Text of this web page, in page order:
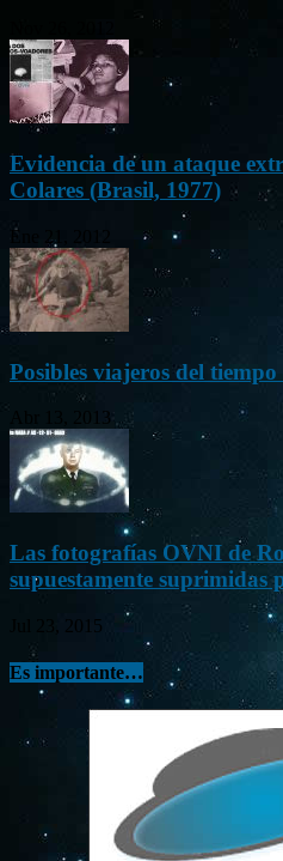
Evidencia de un ataque
Colares (Brasil, 1977)
Ene 21, 2012
Posibles viajeros del
Abr 13, 2013
Las fotografías OVNI de
supuestamente suprimidas
Jul 23, 2015
Es importante…